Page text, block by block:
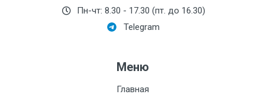
Пн-чт: 8.30 - 17.30 (пт. до 16.30)
Telegram
Меню
Главная